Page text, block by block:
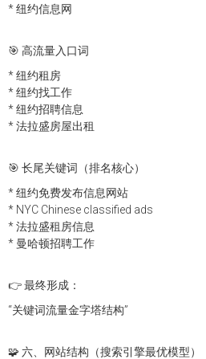
* 纽约信息网
🎯 高流量入口词
* 纽约租房
* 纽约找工作
* 纽约招聘信息
* 法拉盛房屋出租
🎯 长尾关键词（排名核心）
* 纽约免费发布信息网站
* NYC Chinese classified ads
* 法拉盛租房信息
* 曼哈顿招聘工作
👉 最终形成：
“关键词流量金字塔结构”
🧩 六、网站结构（搜索引擎最优模型）